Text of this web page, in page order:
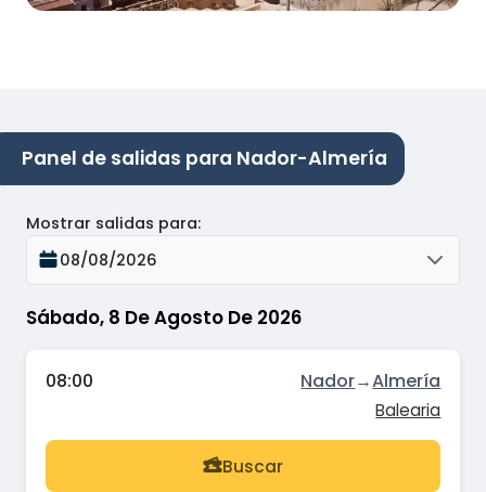
Panel de salidas para Nador-Almería
Sábado, 8 De Agosto De 2026
Mostrar salidas para:
08/08/2026
08:00 Nador→Almería
Balearia
Buscar